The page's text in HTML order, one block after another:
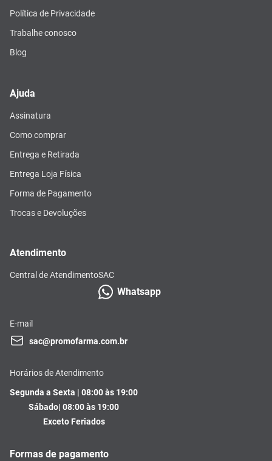
Política de Privacidade
Trabalhe conosco
Blog
Ajuda
Assinatura
Como comprar
Entrega e Retirada
Entrega Loja Física
Forma de Pagamento
Trocas e Devoluções
Atendimento
Central de AtendimentoSAC
Whatsapp
E-mail
sac@promofarma.com.br
Horários de Atendimento
Segunda a Sexta | 08:00 às 19:00
Sábado| 08:00 às 19:00
Exceto Feriados
Formas de pagamento